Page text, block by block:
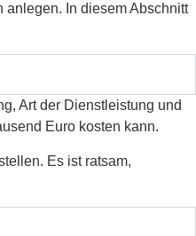
In diesem Abschnitt
Art der Dienstleistung und
Euro kosten kann.
Es ist ratsam,